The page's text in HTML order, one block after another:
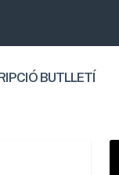
BUTLLETÍ